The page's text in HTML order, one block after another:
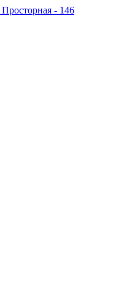
Просторная - 146